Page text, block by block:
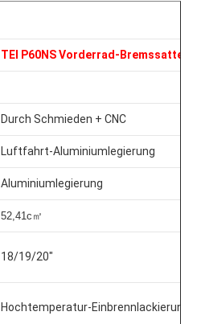
TEI P60NS Vorderrad-Bremssattel
Durch Schmieden + CNC
Luftfahrt-Aluminiumlegierung
Aluminiumlegierung
52,41c㎡
18/19/20"
Hochtemperatur-Einbrennlackierung